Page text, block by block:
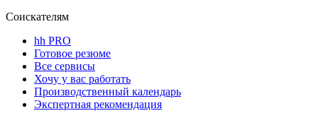
Соискателям
hh PRO
Готовое резюме
Все сервисы
Хочу у вас работать
Производственный календарь
Экспертная рекомендация